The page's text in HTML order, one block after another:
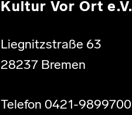
Kultur Vor Ort e.V.
Liegnitzstraße 63
28237 Bremen
Telefon 0421-9899700